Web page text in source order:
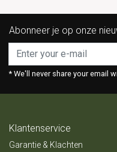
Abonneer je op onze
* We'll never share your email
Klantenservice
Garantie & Klachten